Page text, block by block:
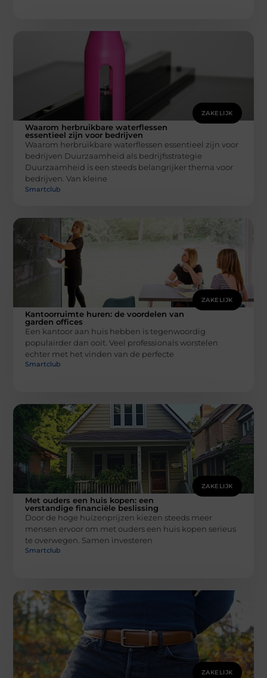
ZAKELIJK
Waarom herbruikbare waterflessen
essentieel zijn voor bedrijven
Waarom herbruikbare waterflessen essentieel zijn voor
bedrijven Duurzaamheid als bedrijfsstrategie
Duurzaamheid is een steeds belangrijker thema voor
bedrijven. Van kleine
Smartclub
ZAKELIJK
Kantoorruimte huren: de voordelen van
garden offices
Een kantoor aan huis hebben is tegenwoordig
populairder dan ooit. Veel professionals worstelen
echter met het vinden van de perfecte
Smartclub
ZAKELIJK
Met ouders een huis kopen: een
verstandige financiële beslissing
Door de hoge huizenprijzen kiezen steeds meer
mensen ervoor om met ouders een huis kopen serieus
te overwegen. Samen investeren
Smartclub
ZAKELIJK